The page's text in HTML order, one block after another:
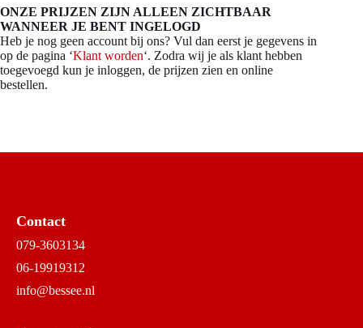
ONZE PRIJZEN ZIJN ALLEEN ZICHTBAAR
WANNEER JE BENT INGELOGD
Heb je nog geen account bij ons? Vul dan eerst je gegevens in
op de pagina ‘Klant worden‘. Zodra wij je als klant hebben
toegevoegd kun je inloggen, de prijzen zien en online
bestellen.
Contact
079-3603134
06-19919312
info@bessee.nl